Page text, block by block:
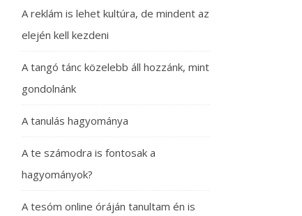
A reklám is lehet kultúra, de mindent az
elején kell kezdeni
A tangó tánc közelebb áll hozzánk, mint
gondolnánk
A tanulás hagyománya
A te számodra is fontosak a
hagyományok?
A tesóm online óráján tanultam én is